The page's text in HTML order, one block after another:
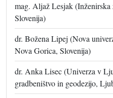
mag. Aljaž Lesjak
Slovenija)
dr. Božena Lipej (Nova
Nova Gorica, Slovenija)
dr. Anka Lisec (Univerza v
gradbeništvo in geodezijo,